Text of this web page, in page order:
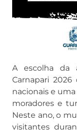
A escolha da
Carnapari
nacionais e
moradores e
Neste ano, o
visitantes